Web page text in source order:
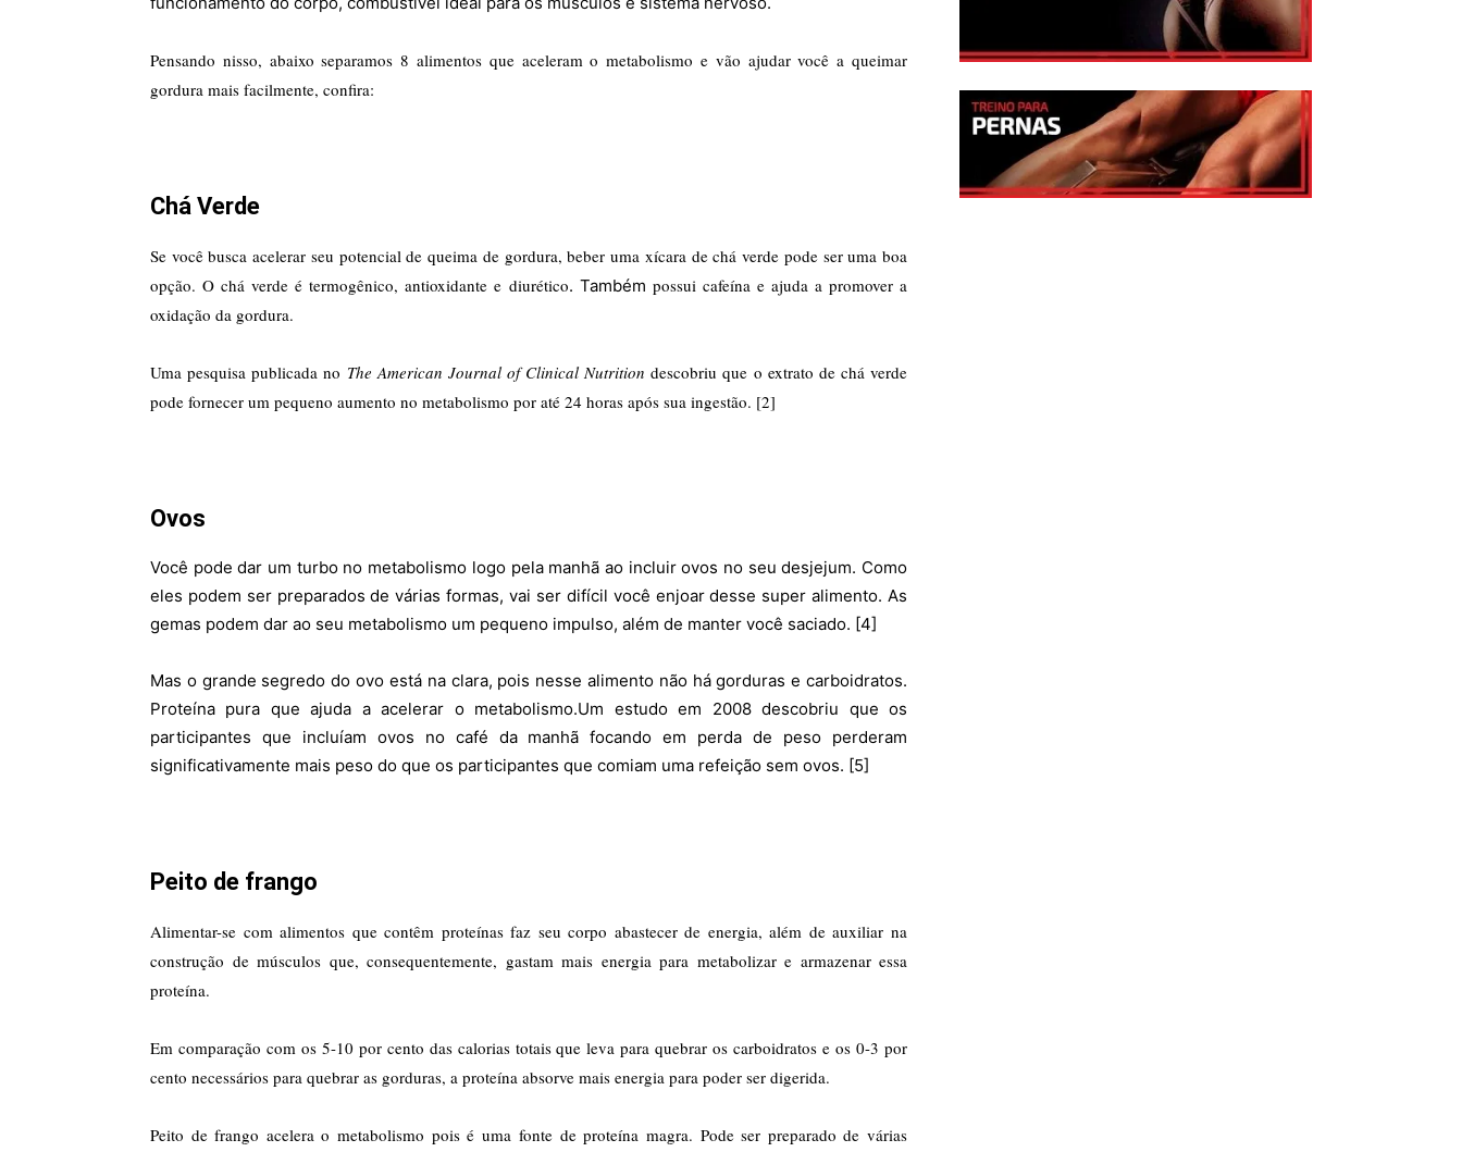
Pensando nisso, abaixo separamos 8 alimentos que aceleram o metabolismo e vão ajudar você a queimar
gordura mais facilmente, confira:
Chá Verde
Se você busca acelerar seu potencial de queima de gordura, beber uma xícara de chá verde pode ser uma boa
opção. O chá verde é termogênico, antioxidante e diurético. Também possui cafeína e ajuda a promover a
oxidação da gordura.
Uma pesquisa publicada no The American Journal of Clinical Nutrition descobriu que o extrato de chá verde
pode fornecer um pequeno aumento no metabolismo por até 24 horas após sua ingestão. [2]
Ovos
Você pode dar um turbo no metabolismo logo pela manhã ao incluir ovos no seu desjejum. Como
eles podem ser preparados de várias formas, vai ser difícil você enjoar desse super alimento. As
gemas podem dar ao seu metabolismo um pequeno impulso, além de manter você saciado. [4]
Mas o grande segredo do ovo está na clara, pois nesse alimento não há gorduras e carboidratos.
Proteína pura que ajuda a acelerar o metabolismo.Um estudo em 2008 descobriu que os
participantes que incluíam ovos no café da manhã focando em perda de peso perderam
significativamente mais peso do que os participantes que comiam uma refeição sem ovos. [5]
Peito de frango
Alimentar-se com alimentos que contêm proteínas faz seu corpo abastecer de energia, além de auxiliar na
construção de músculos que, consequentemente, gastam mais energia para metabolizar e armazenar essa
proteína.
Em comparação com os 5-10 por cento das calorias totais que leva para quebrar os carboidratos e os 0-3 por
cento necessários para quebrar as gorduras, a proteína absorve mais energia para poder ser digerida.
Peito de frango acelera o metabolismo pois é uma fonte de proteína magra. Pode ser preparado de várias